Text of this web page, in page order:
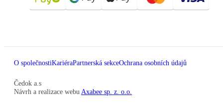
O společnostiKariéraPartnerská sekceOchrana osobních údajů
Čedok a.s
Návrh a realizace webu Axabee sp. z. o.o.